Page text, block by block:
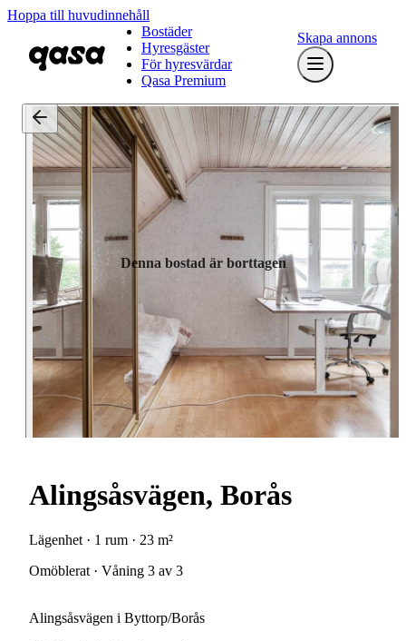
Hoppa till huvudinnehåll
Bostäder
Hyresgäster
För hyresvärdar
Qasa Premium
Skapa annons
Denna bostad är borttagen
Alingsåsvägen, Borås
Lägenhet · 1 rum · 23 m²
Omöblerat · Våning 3 av 3
Alingsåsvägen i Byttorp/Borås